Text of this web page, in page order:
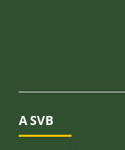
A SVB